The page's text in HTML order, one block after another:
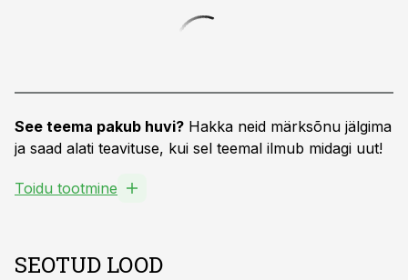
See teema pakub huvi? Hakka neid märksõnu jälgima
ja saad alati teavituse, kui sel teemal ilmub midagi uut!
Toidu tootmine
SEOTUD LOOD